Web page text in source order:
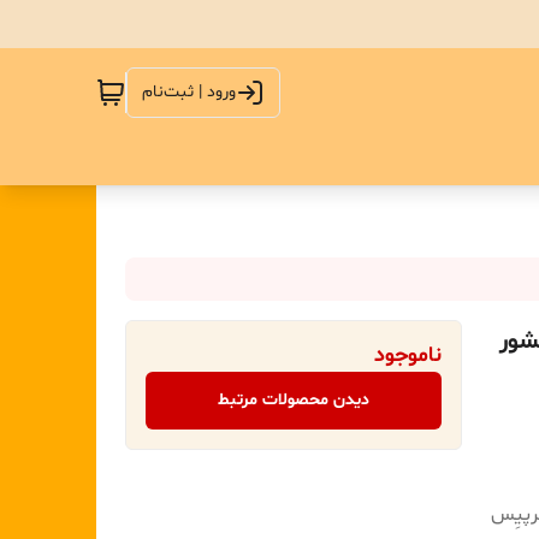
ورود | ثبت‌نام
ناموجود
دیدن محصولات مرتبط